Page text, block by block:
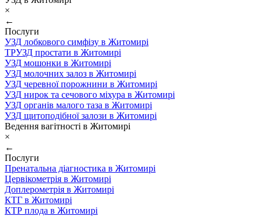
×
←
Послуги
УЗД лобкового симфізу в Житомирі
ТРУЗД простати в Житомирі
УЗД мошонки в Житомирі
УЗД молочних залоз в Житомирі
УЗД черевної порожнини в Житомирі
УЗД нирок та сечового міхура в Житомирі
УЗД органів малого таза в Житомирі
УЗД щитоподібної залози в Житомирі
Ведення вагітності в Житомирі
×
←
Послуги
Пренатальна діагностика в Житомирі
Цервікометрія в Житомирі
Доплерометрія в Житомирі
КТГ в Житомирі
КТР плода в Житомирі